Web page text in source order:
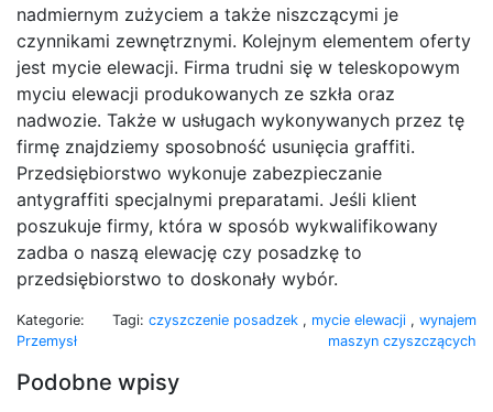
nadmiernym zużyciem a także niszczącymi je
czynnikami zewnętrznymi. Kolejnym elementem oferty
jest mycie elewacji. Firma trudni się w teleskopowym
myciu elewacji produkowanych ze szkła oraz
nadwozie. Także w usługach wykonywanych przez tę
firmę znajdziemy sposobność usunięcia graffiti.
Przedsiębiorstwo wykonuje zabezpieczanie
antygraffiti specjalnymi preparatami. Jeśli klient
poszukuje firmy, która w sposób wykwalifikowany
zadba o naszą elewację czy posadzkę to
przedsiębiorstwo to doskonały wybór.
Kategorie:
Przemysł
Tagi: czyszczenie posadzek , mycie elewacji , wynajem
maszyn czyszczących
Podobne wpisy